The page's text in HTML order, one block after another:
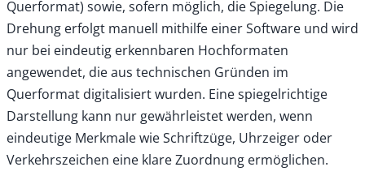
Querformat) sowie, sofern möglich, die Spiegelung. Die
Drehung erfolgt manuell mithilfe einer Software und wird
nur bei eindeutig erkennbaren Hochformaten
angewendet, die aus technischen Gründen im
Querformat digitalisiert wurden. Eine spiegelrichtige
Darstellung kann nur gewährleistet werden, wenn
eindeutige Merkmale wie Schriftzüge, Uhrzeiger oder
Verkehrszeichen eine klare Zuordnung ermöglichen.